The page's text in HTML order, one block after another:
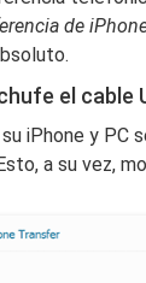
de
el cable
su iPhone y
a su vez,